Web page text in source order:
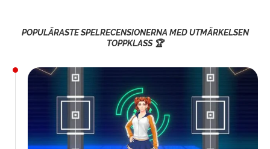
POPULÄRASTE SPELRECENSIONERNA MED UTMÄRKELSEN
TOPPKLASS 🏆